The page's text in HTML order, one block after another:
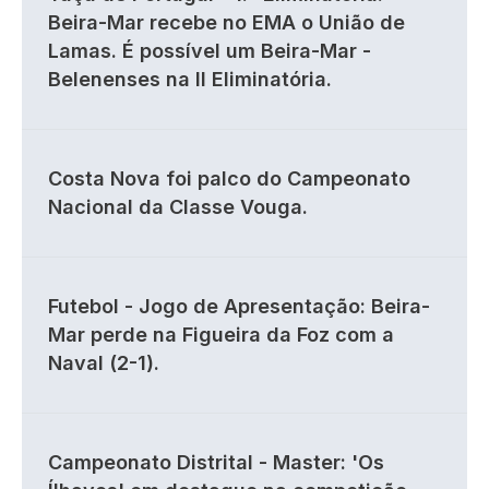
Beira-Mar recebe no EMA o União de
Lamas. É possível um Beira-Mar -
Belenenses na II Eliminatória.
Costa Nova foi palco do Campeonato
Nacional da Classe Vouga.
Futebol - Jogo de Apresentação: Beira-
Mar perde na Figueira da Foz com a
Naval (2-1).
Campeonato Distrital - Master: 'Os